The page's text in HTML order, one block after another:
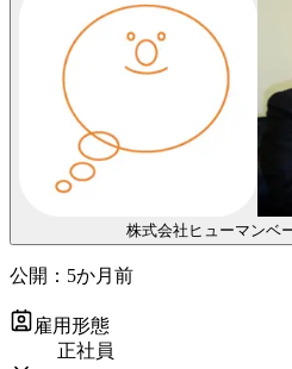
株式会社ヒューマンベ
公開： 5か月前
雇用形態
正社員